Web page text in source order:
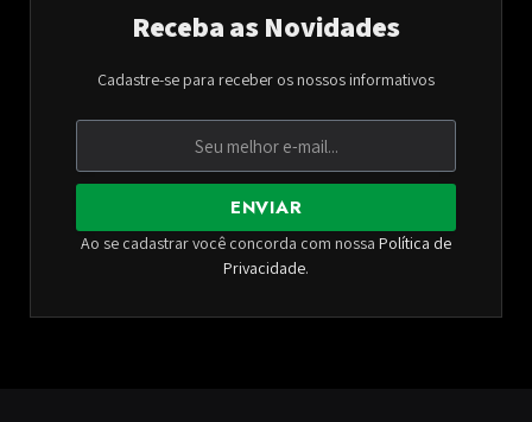
Receba as Novidades
Cadastre-se para receber os nossos informativos
ENVIAR
Ao se cadastrar você concorda com nossa Política de
Privacidade.